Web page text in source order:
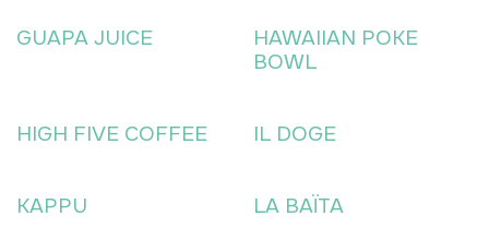
GUAPA JUICE
HAWAIIAN POKE
BOWL
HIGH FIVE COFFEE IL DOGE
KAPPU LA BAÏTA